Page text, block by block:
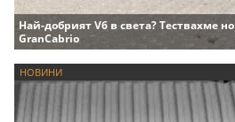
Най-добрият V6 в света? Тествахме
GranCabrio
НОВИНИ